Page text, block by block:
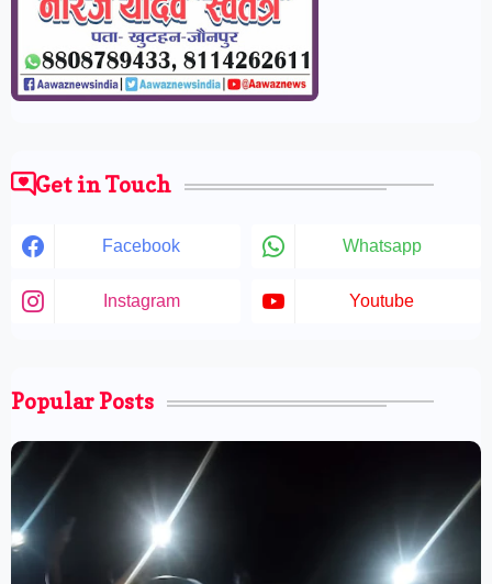
Get in Touch
Facebook Whatsapp
Instagram Youtube
Popular Posts